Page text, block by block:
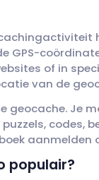
GPS-
of in
van de
geocache. Je
codes,
populair?